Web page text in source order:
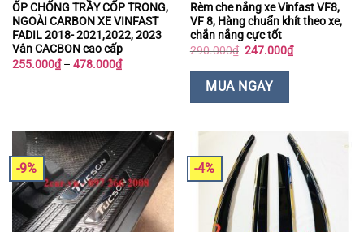
ỐP CHỐNG TRẦY CỐP TRONG,
NGOÀI CARBON XE VINFAST
FADIL 2018- 2021,2022, 2023
Vân CACBON cao cấp
255.000₫ – 478.000₫Khoảng
giá:
Rèm che nắng xe Vinfast VF8,
VF 8, Hàng chuẩn khít theo xe,
chắn nắng cực tốt
290.000₫ Giá
là:
290.000₫.
247.000₫Giá
hiện
MUA NGAY
-9% -4%